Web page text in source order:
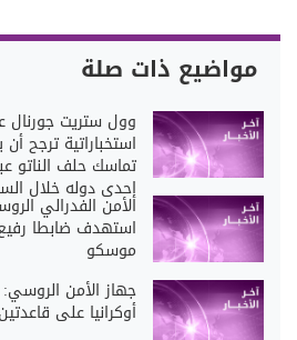
مواضيع ذات صلة
وول ستريت جورنال
استخباراتية ترجح
تماسك حلف الناتو
إحدى دوله خلال
الأمن الفدرالي
استهدف ضابطا
موسكو
جهاز الأمن
أوكرانيا على